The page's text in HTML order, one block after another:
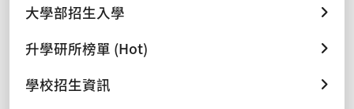
大學部招生入學
升學研所榜單 (Hot)
學校招生資訊